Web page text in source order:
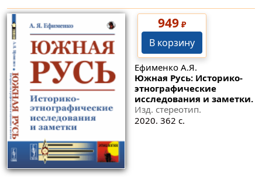
949₽
В корзину
Ефименко А.Я.
Южная Русь: Историко-
этнографические
исследования и заметки.
Изд. стереотип.
2020. 362 с.